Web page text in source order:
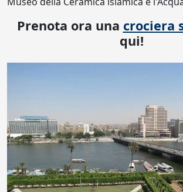
Prenota ora una crociera
qui!